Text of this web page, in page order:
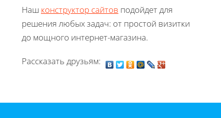
Наш конструктор сайтов подойдет для
решения любых задач: от простой визитки
до мощного интернет-магазина.
Рассказать друзьям: